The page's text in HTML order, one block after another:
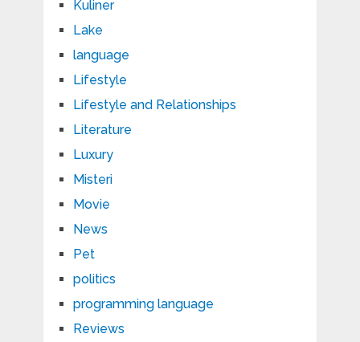
Kuliner
Lake
language
Lifestyle
Lifestyle and Relationships
Literature
Luxury
Misteri
Movie
News
Pet
politics
programming language
Reviews